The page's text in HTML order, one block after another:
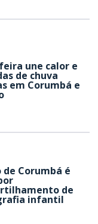
une calor e
de chuva
em Corumbá e
de Corumbá é
de
infantil